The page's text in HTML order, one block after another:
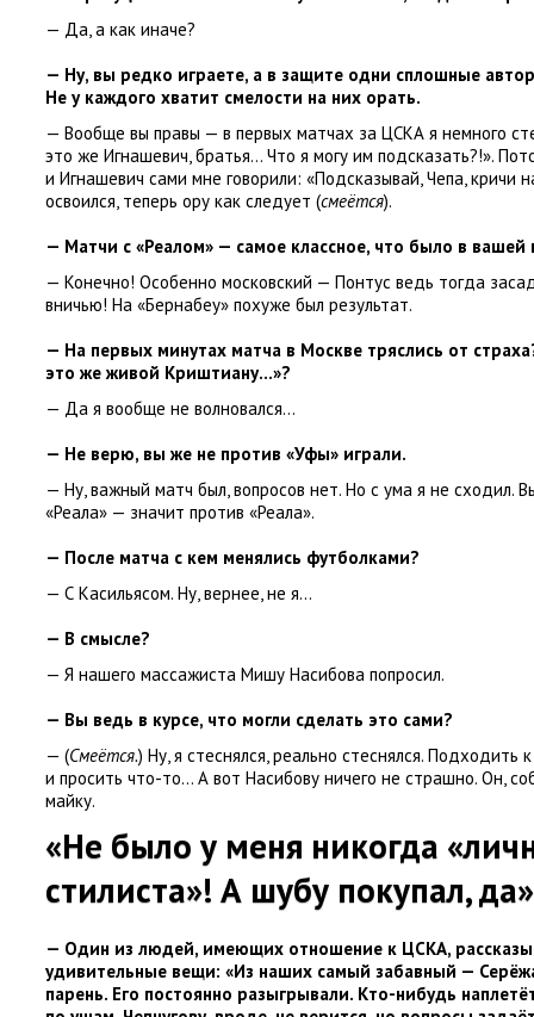
— Да, а как иначе?
— Ну, вы редко играете, а в защите одни сплошные
Не у каждого хватит смелости на них орать.
— Вообще вы правы — в первых матчах за ЦСКА я немного
это же Игнашевич, братья… Что я могу им подсказать?!».
и Игнашевич сами мне говорили: «Подсказывай, Чепа, кричи
освоился, теперь ору как следует (смеётся).
— Матчи с «Реалом» — самое классное, что было в вашей
— Конечно! Особенно московский — Понтус ведь тогда
вничью! На «Бернабеу» похуже был результат.
— На первых минутах матча в Москве тряслись от
это же живой Криштиану…»?
— Да я вообще не волновался…
— Не верю, вы же не против «Уфы» играли.
— Ну, важный матч был, вопросов нет. Но с ума я не сходил.
«Реала» — значит против «Реала».
— После матча с кем менялись футболками?
— С Касильясом. Ну, вернее, не я…
— В смысле?
— Я нашего массажиста Мишу Насибова попросил.
— Вы ведь в курсе, что могли сделать это сами?
— (Смеётся.) Ну, я стеснялся, реально стеснялся. Подходить
и просить что-то… А вот Насибову ничего не страшно. Он,
майку.
«Не было у меня никогда «
стилиста»! А шубу покупал,да»
— Один из людей, имеющих отношение к ЦСКА,
удивительные вещи: «Из наших самый забавный —
парень. Его постоянно разыгрывали. Кто-нибудь